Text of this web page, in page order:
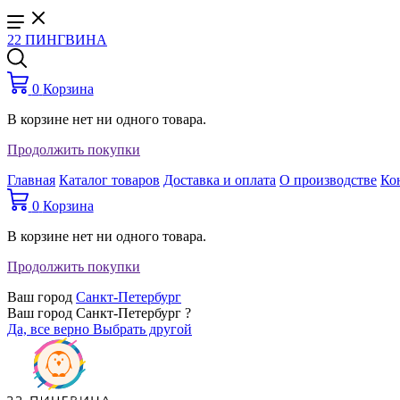
22 ПИНГВИНА
0 Корзина
В корзине нет ни одного товара.
Продолжить покупки
Главная Каталог товаров Доставка и оплата О производстве
0 Корзина
В корзине нет ни одного товара.
Продолжить покупки
Ваш город Санкт-Петербург
Ваш город Санкт-Петербург ?
Да, все верно Выбрать другой